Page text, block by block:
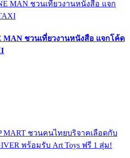
MAN ชวนเที่ยวงานหนังสือ แจกโค้ด